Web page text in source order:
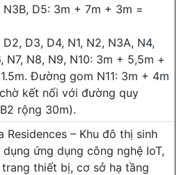
D5: 3m + 7m + 3m =
D3, D4, N1, N2, N3A, N4,
N7, N8, N9, N10: 3m + 5,5m +
Đường gom N11: 3m + 4m
kết nối với đường quy
rộng 30m).
Residences – Khu đô thị sinh
ứng dụng công nghệ IoT,
thiết bị, cơ sở hạ tầng